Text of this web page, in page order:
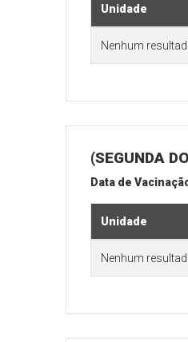
Unidade
Nenhum
(SEGUNDA
Data de
Unidade
Nenhum